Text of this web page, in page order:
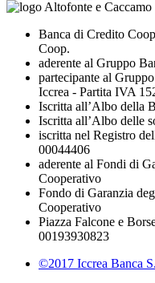
Banca di Credito
Coop.
aderente al Gruppo
partecipante al
Iccrea - Partita IVA
Iscritta all’Albo della
Iscritta all’Albo delle
iscritta nel Registro
00044406
aderente al Fondi di
Cooperativo
Fondo di Garanzia
Cooperativo
Piazza Falcone e
00193930823
©2017 Iccrea Banca